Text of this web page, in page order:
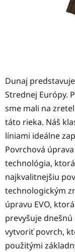
Dunaj
Strednej Európy.
sme mali na
táto rieka. Náš
líniami ideálne
Povrchová
technológia,
najkvalitnejšiu
technologickým
úpravu EVO,
prevyšuje
vytvoriť povrch,
použitými